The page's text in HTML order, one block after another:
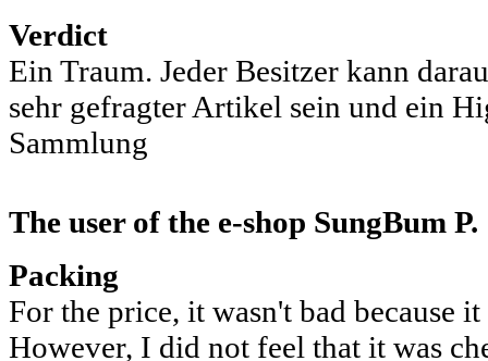
Verdict
Ein Traum. Jeder Besitzer kann
sehr gefragter Artikel sein und ein
Sammlung
The user of the e-shop SungBum P.
Packing
For the price, it wasn't bad because
However, I did not feel that it was